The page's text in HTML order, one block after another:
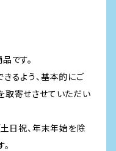
です。
るよう、基本的にご
取寄せさせていただい
日祝、年末年始を除